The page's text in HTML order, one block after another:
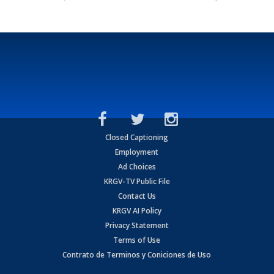
Closed Captioning
Employment
Ad Choices
KRGV-TV Public File
Contact Us
KRGV AI Policy
Privacy Statement
Terms of Use
Contrato de Terminos y Coniciones de Uso